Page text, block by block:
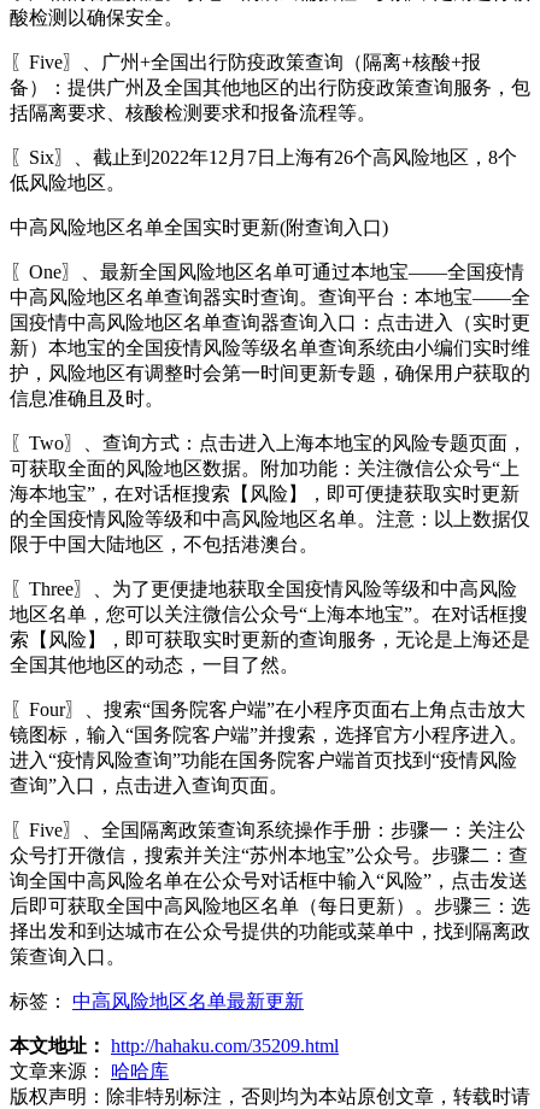
酸检测以确保安全。
〖Five〗、广州+全国出行防疫政策查询（隔离+核酸+报
备）：提供广州及全国其他地区的出行防疫政策查询服务，包
括隔离要求、核酸检测要求和报备流程等。
〖Six〗、截止到2022年12月7日上海有26个高风险地区，8个
低风险地区。
中高风险地区名单全国实时更新(附查询入口)
〖One〗、最新全国风险地区名单可通过本地宝——全国疫情
中高风险地区名单查询器实时查询。查询平台：本地宝——全
国疫情中高风险地区名单查询器查询入口：点击进入（实时更
新）本地宝的全国疫情风险等级名单查询系统由小编们实时维
护，风险地区有调整时会第一时间更新专题，确保用户获取的
信息准确且及时。
〖Two〗、查询方式：点击进入上海本地宝的风险专题页面，
可获取全面的风险地区数据。附加功能：关注微信公众号“上
海本地宝”，在对话框搜索【风险】，即可便捷获取实时更新
的全国疫情风险等级和中高风险地区名单。注意：以上数据仅
限于中国大陆地区，不包括港澳台。
〖Three〗、为了更便捷地获取全国疫情风险等级和中高风险
地区名单，您可以关注微信公众号“上海本地宝”。在对话框搜
索【风险】，即可获取实时更新的查询服务，无论是上海还是
全国其他地区的动态，一目了然。
〖Four〗、搜索“国务院客户端”在小程序页面右上角点击放大
镜图标，输入“国务院客户端”并搜索，选择官方小程序进入。
进入“疫情风险查询”功能在国务院客户端首页找到“疫情风险
查询”入口，点击进入查询页面。
〖Five〗、全国隔离政策查询系统操作手册：步骤一：关注公
众号打开微信，搜索并关注“苏州本地宝”公众号。步骤二：查
询全国中高风险名单在公众号对话框中输入“风险”，点击发送
后即可获取全国中高风险地区名单（每日更新）。步骤三：选
择出发和到达城市在公众号提供的功能或菜单中，找到隔离政
策查询入口。
标签： 中高风险地区名单最新更新
本文地址： http://hahaku.com/35209.html
文章来源：
哈哈库
版权声明： 除非特别标注，否则均为本站原创文章，转载时请